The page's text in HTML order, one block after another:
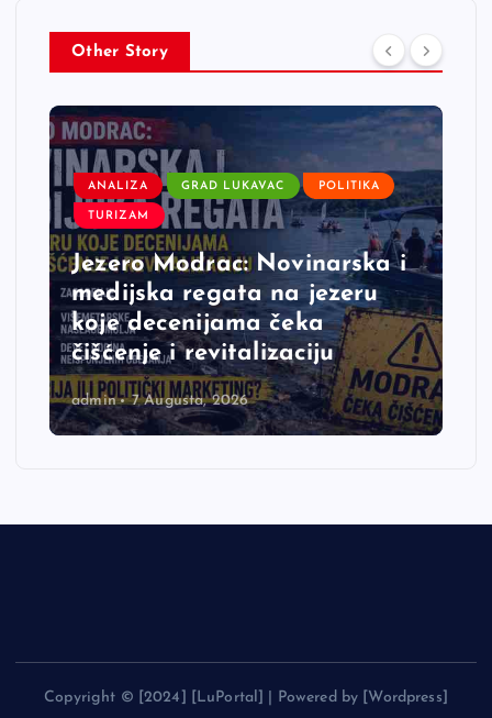
Other Story
ANALIZA GRAD LUKAVAC POLITIKA
TURIZAM
Jezero Modrac: Novinarska i
medijska regata na jezeru
koje decenijama čeka
čišćenje i revitalizaciju
admin 7 Augusta, 2026
Copyright © [2024] [LuPortal] | Powered by [Wordpress]